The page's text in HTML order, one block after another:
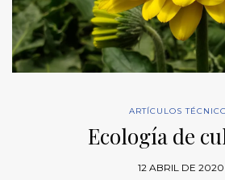
ARTÍCULOS
Ecología de
12 ABRIL DE 2020